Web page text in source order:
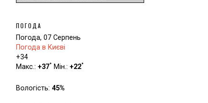
ПОГОДА
Погода, 07 Серпень
Погода в Києві
+34
Макс.: +37° Мін.: +22°
Вологість: 45%